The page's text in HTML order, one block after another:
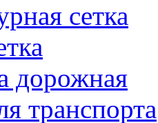
сетка
дорожная
транспорта